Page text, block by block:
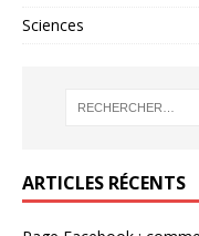
Sciences
ARTICLES RÉCENTS